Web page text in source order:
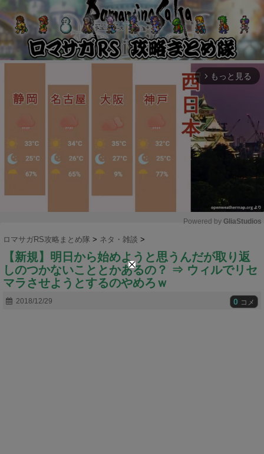
arrow_forward_ios もっと見る
u
t
Powered by GliaStudios
ロマサガRS攻略まとめ隊 > ネタ・雑談 >
【新規】明日から始めようと思うんだが取り返
しのつかないこととかあるの？ ⇒ ウィルでリセ
マラさせようとするのやめろｗ
2018/12/29 0 コメ